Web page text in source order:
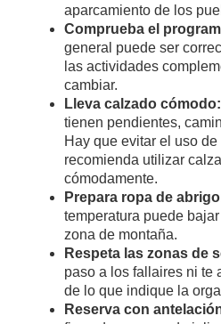
aparcamiento de los
Comprueba el
general puede ser
las actividades
cambiar.
Lleva calzado cómodo:
tienen pendientes,
Hay que evitar el uso
recomienda utilizar
cómodamente.
Prepara ropa de
temperatura puede
zona de montaña.
Respeta las zonas de
paso a los fallaires ni te
de lo que indique la
Reserva con